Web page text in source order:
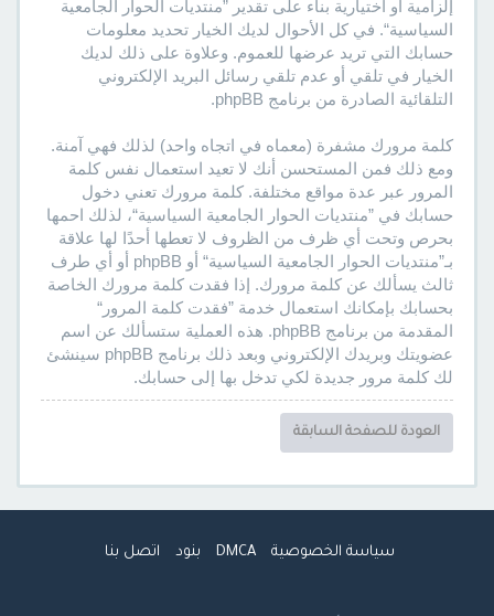
إلزامية أو اختيارية بناء على تقدير ”منتديات الحوار الجامعية
السياسية“. في كل الأحوال لديك الخيار تحديد معلومات
حسابك التي تريد عرضها للعموم. وعلاوة على ذلك لديك
الخيار في تلقي أو عدم تلقي رسائل البريد الإلكتروني
التلقائية الصادرة من برنامج phpBB.
كلمة مرورك مشفرة (معماه في اتجاه واحد) لذلك فهي آمنة.
ومع ذلك فمن المستحسن أنك لا تعيد استعمال نفس كلمة
المرور عبر عدة مواقع مختلفة. كلمة مرورك تعني دخول
حسابك في ”منتديات الحوار الجامعية السياسية“، لذلك احمها
بحرص وتحت أي ظرف من الظروف لا تعطها أحدًا لها علاقة
بـ”منتديات الحوار الجامعية السياسية“ أو phpBB أو أي طرف
ثالث يسألك عن كلمة مرورك. إذا فقدت كلمة مرورك الخاصة
بحسابك بإمكانك استعمال خدمة ”فقدت كلمة المرور“
المقدمة من برنامج phpBB. هذه العملية ستسألك عن اسم
عضويتك وبريدك الإلكتروني وبعد ذلك برنامج phpBB سينشئ
لك كلمة مرور جديدة لكي تدخل بها إلى حسابك.
العودة للصفحة السابقة
سياسة الخصوصية DMCA بنود اتصل بنا